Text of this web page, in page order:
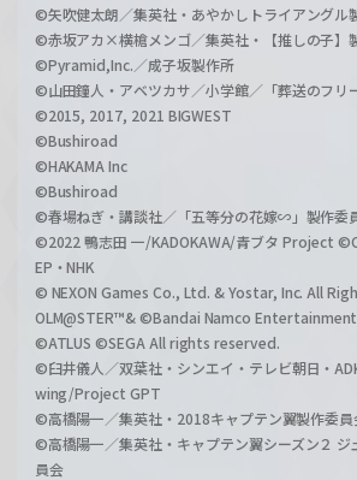
©矢吹健太朗／集英社・あやかしトライアングル
©赤坂アカ×横槍メンゴ／集英社・【推しの子】
©Pyramid,Inc.／成子坂製作所
©山田鐘人・アベツカサ／小学館／「葬送のフリ
©2015, 2017, 2021 BIGWEST
©Bushiroad
©HAKAMA Inc
©Bushiroad
©春場ねぎ・講談社／「五等分の花嫁∽」製作委
©2022 鴨志田 一/KADOKAWA/青ブタ Project
EP・NHK
© NEXON Games Co., Ltd. & Yostar, Inc. All
OLM@STER™& ©Bandai Namco
©ATLUS ©SEGA All rights reserved.
©臼井儀人／双葉社・シンエイ・テレビ朝日・
wing/Project GPT
©高橋陽一／集英社・2018キャプテン翼製作委員
©高橋陽一／集英社・キャプテン翼シーズン２ ジ
員会